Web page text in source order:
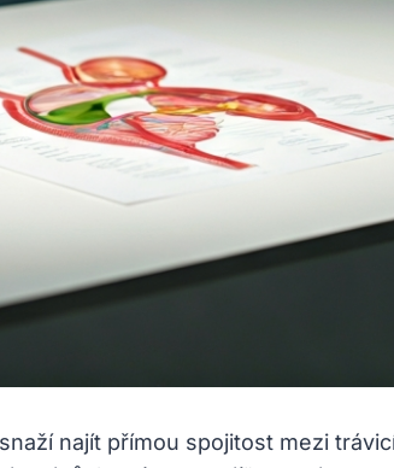
najít přímou spojitost mezi